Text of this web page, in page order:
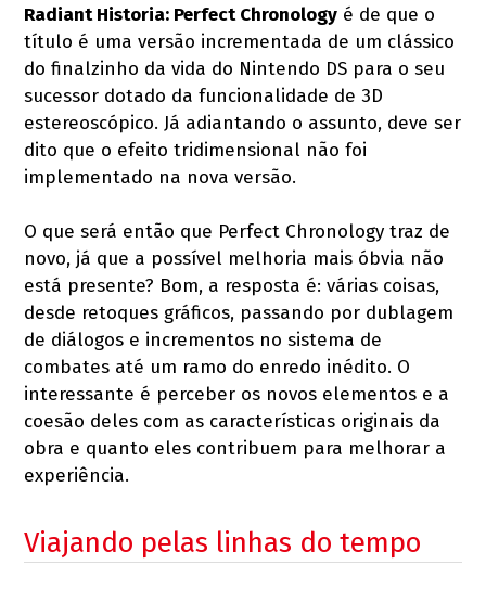
Radiant Historia: Perfect Chronology é de que o
título é uma versão incrementada de um clássico
do finalzinho da vida do Nintendo DS para o seu
sucessor dotado da funcionalidade de 3D
estereoscópico. Já adiantando o assunto, deve ser
dito que o efeito tridimensional não foi
implementado na nova versão.
O que será então que Perfect Chronology traz de
novo, já que a possível melhoria mais óbvia não
está presente? Bom, a resposta é: várias coisas,
desde retoques gráficos, passando por dublagem
de diálogos e incrementos no sistema de
combates até um ramo do enredo inédito. O
interessante é perceber os novos elementos e a
coesão deles com as características originais da
obra e quanto eles contribuem para melhorar a
experiência.
Viajando pelas linhas do tempo